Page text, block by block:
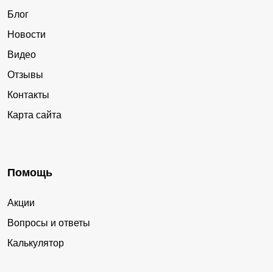
Блог
Новости
Видео
Отзывы
Контакты
Карта сайта
Помощь
Акции
Вопросы и ответы
Калькулятор